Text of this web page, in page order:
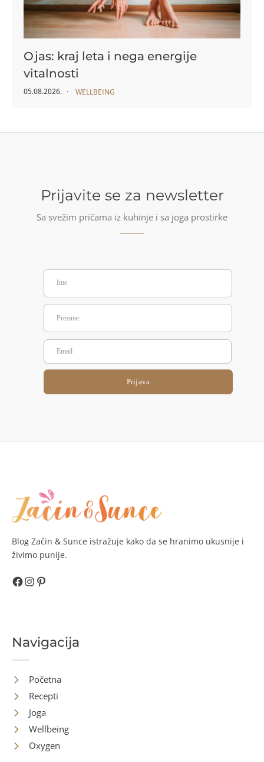
Ojas: kraj leta i nega energije
vitalnosti
05.08.2026. WELLBEING
Prijavite se za newsletter
Sa svežim pričama iz kuhinje i sa joga prostirke
Prijava
Blog Začin & Sunce istražuje kako da se hranimo ukusnije i
živimo punije.
Facebook
Instagram
Pinterest
Navigacija
Početna
Recepti
Joga
Wellbeing
Oxygen